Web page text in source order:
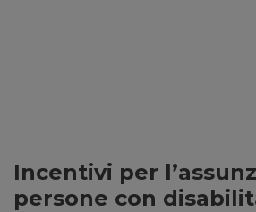
Incentivi per
persone con